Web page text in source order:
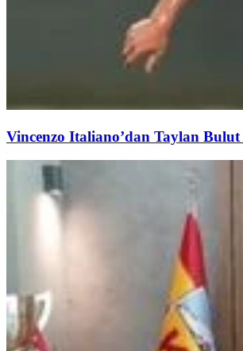
Vincenzo Italiano’dan Taylan Bulut